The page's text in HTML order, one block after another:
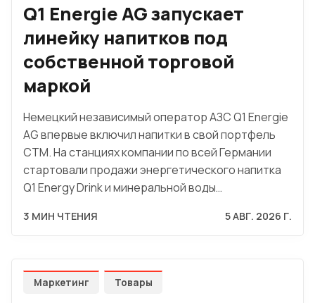
Q1 Energie AG запускает
линейку напитков под
собственной торговой
маркой
Немецкий независимый оператор АЗС Q1 Energie
AG впервые включил напитки в свой портфель
СТМ. На станциях компании по всей Германии
стартовали продажи энергетического напитка
Q1 Energy Drink и минеральной воды…
3 МИН ЧТЕНИЯ 5 АВГ. 2026 Г.
Маркетинг Товары